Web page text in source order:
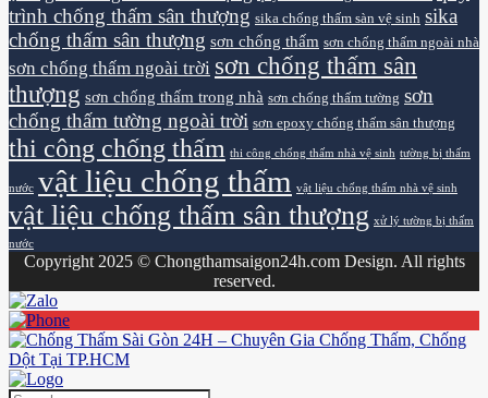
trình chống thấm sân thượng sika chống thấm sàn vệ sinh sika
chống thấm sân thượng sơn chống thấm sơn chống thấm ngoài nhà
sơn chống thấm ngoài trời sơn chống thấm sân
thượng sơn chống thấm trong nhà sơn chống thấm tường sơn
chống thấm tường ngoài trời sơn epoxy chống thấm sân thượng
thi công chống thấm thi công chống thấm nhà vệ sinh tường bị thấm
nước vật liệu chống thấm vật liệu chống thấm nhà vệ sinh
vật liệu chống thấm sân thượng xử lý tường bị thấm
nước
Copyright 2025 © Chongthamsaigon24h.com Design. All rights
reserved.